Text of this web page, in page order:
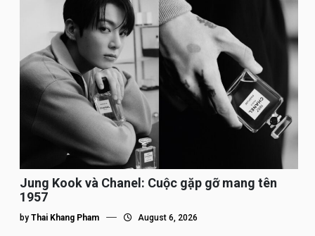
Jung Kook và Chanel: Cuộc gặp gỡ mang tên
1957
by Thai Khang Pham August 6, 2026